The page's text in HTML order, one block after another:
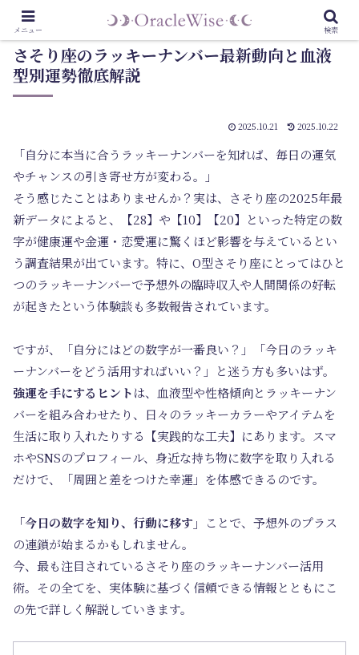
さそり座のラッキーナンバー最新動向と血液
型別運勢徹底解説
2025.10.21 2025.10.22
「自分に本当に合うラッキーナンバーを知れば、毎日の運気
やチャンスの引き寄せ方が変わる。」
そう感じたことはありませんか？実は、さそり座の2025年最
新データによると、【28】や【10】【20】といった特定の数
字が健康運や金運・恋愛運に驚くほど影響を与えているとい
う調査結果が出ています。特に、O型さそり座にとってはひと
つのラッキーナンバーで予想外の臨時収入や人間関係の好転
が起きたという体験談も多数報告されています。
ですが、「自分にはどの数字が一番良い？」「今日のラッキ
ーナンバーをどう活用すればいい？」と迷う方も多いはず。
強運を手にするヒントは、血液型や性格傾向とラッキーナン
バーを組み合わせたり、日々のラッキーカラーやアイテムを
生活に取り入れたりする【実践的な工夫】にあります。スマ
ホやSNSのプロフィール、身近な持ち物に数字を取り入れる
だけで、「周囲と差をつけた幸運」を体感できるのです。
「今日の数字を知り、行動に移す」
ことで、予想外のプラス
の連鎖が始まるかもしれません。
今、最も注目されているさそり座のラッキーナンバー活用
術。その全てを、実体験に基づく信頼できる情報とともにこ
の先で詳しく解説していきます。
メニュー 検索